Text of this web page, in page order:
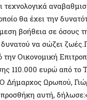
τεχνολογικά
θα έχει την
βοήθεια σε όσους
να σώζει
την Οικονομική
110.000 ευρώ από το
Δήμαρχος Ωρωπού,
αυτή,